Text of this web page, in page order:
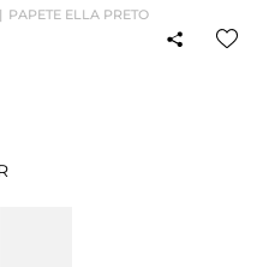
PAPETE ELLA PRETO